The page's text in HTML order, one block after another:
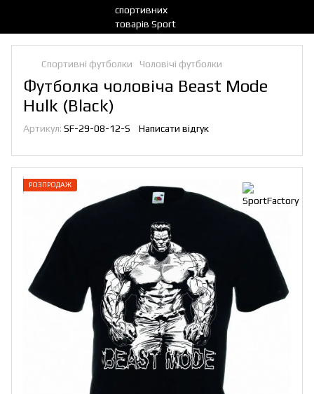
Спортивні футболки Чоловічі футболки
Футболка чоловіча Beast Mode
Hulk (Black)
Артикул: SF-29-08-12-S Написати відгук
РОЗПРОДАЖ